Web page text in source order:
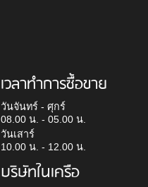
เวลาทำการซื้อขาย
วันจันทร์ - ศุกร์
08.00 น. - 05.00 น.
วันเสาร์
10.00 น. - 12.00 น.
บริษัทในเครือ